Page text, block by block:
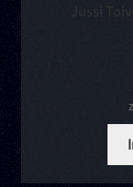
Jussi